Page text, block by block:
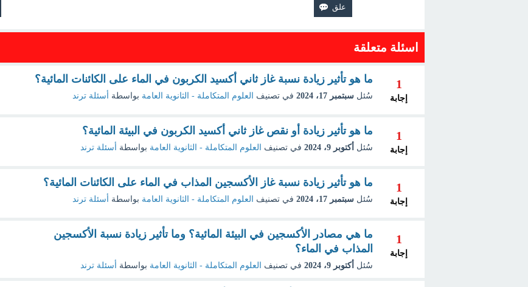
اسئلة متعلقة
1
إجابة
ما هو تأثير زيادة نسبة غاز ثاني أكسيد الكربون في الماء على الكائنات المائية؟
سُئل سبتمبر 17، 2024 في تصنيف العلوم المتكاملة - الثانوية العامة بواسطة أسئلة ترند
1
إجابة
ما هو تأثير زيادة أو نقص غاز ثاني أكسيد الكربون في البيئة المائية؟
سُئل أكتوبر 9، 2024 في تصنيف العلوم المتكاملة - الثانوية العامة بواسطة أسئلة ترند
1
إجابة
ما هو تأثير زيادة نسبة غاز الأكسجين المذاب في الماء على الكائنات المائية؟
سُئل سبتمبر 17، 2024 في تصنيف العلوم المتكاملة - الثانوية العامة بواسطة أسئلة ترند
1
إجابة
ما هي مصادر الأكسجين في البيئة المائية؟ وما تأثير زيادة نسبة الأكسجين
المذاب في الماء؟
سُئل أكتوبر 9، 2024 في تصنيف العلوم المتكاملة - الثانوية العامة بواسطة أسئلة ترند